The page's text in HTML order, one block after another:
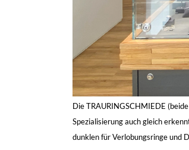
Die TRAURINGSCHMIEDE
Spezialisierung auch gleich
dunklen für Verlobungsringe und